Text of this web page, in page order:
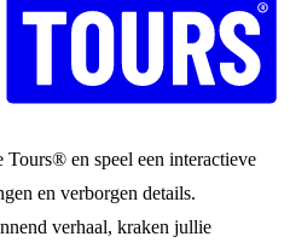
Tours® en speel een interactieve
en verborgen details.
verhaal, kraken jullie